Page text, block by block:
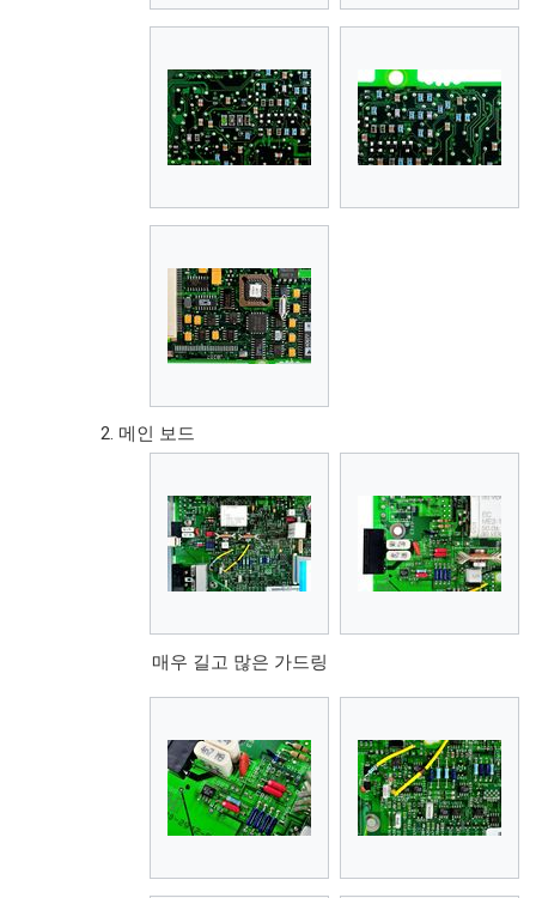
메인 보드
매우 길고 많은 가드링